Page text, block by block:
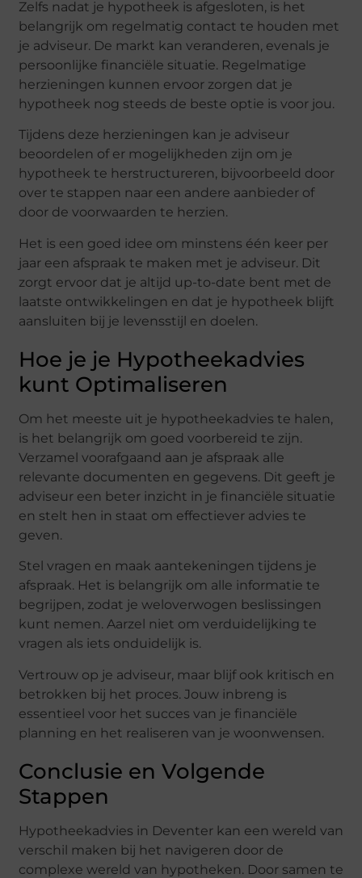
Zelfs nadat je hypotheek is afgesloten, is het
belangrijk om regelmatig contact te houden met
je adviseur. De markt kan veranderen, evenals je
persoonlijke financiële situatie. Regelmatige
herzieningen kunnen ervoor zorgen dat je
hypotheek nog steeds de beste optie is voor jou.
Tijdens deze herzieningen kan je adviseur
beoordelen of er mogelijkheden zijn om je
hypotheek te herstructureren, bijvoorbeeld door
over te stappen naar een andere aanbieder of
door de voorwaarden te herzien.
Het is een goed idee om minstens één keer per
jaar een afspraak te maken met je adviseur. Dit
zorgt ervoor dat je altijd up-to-date bent met de
laatste ontwikkelingen en dat je hypotheek blijft
aansluiten bij je levensstijl en doelen.
Hoe je je Hypotheekadvies
kunt Optimaliseren
Om het meeste uit je hypotheekadvies te halen,
is het belangrijk om goed voorbereid te zijn.
Verzamel voorafgaand aan je afspraak alle
relevante documenten en gegevens. Dit geeft je
adviseur een beter inzicht in je financiële situatie
en stelt hen in staat om effectiever advies te
geven.
Stel vragen en maak aantekeningen tijdens je
afspraak. Het is belangrijk om alle informatie te
begrijpen, zodat je weloverwogen beslissingen
kunt nemen. Aarzel niet om verduidelijking te
vragen als iets onduidelijk is.
Vertrouw op je adviseur, maar blijf ook kritisch en
betrokken bij het proces. Jouw inbreng is
essentieel voor het succes van je financiële
planning en het realiseren van je woonwensen.
Conclusie en Volgende
Stappen
Hypotheekadvies in Deventer kan een wereld van
verschil maken bij het navigeren door de
complexe wereld van hypotheken. Door samen te